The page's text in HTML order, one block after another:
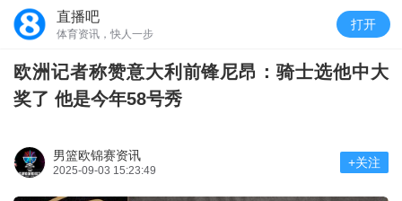
直播吧
体育资讯，快人一步
打开
欧洲记者称赞意大利前锋尼昂：骑士选他中大
奖了 他是今年58号秀
男篮欧锦赛资讯
2025-09-03 15:23:49
+关注